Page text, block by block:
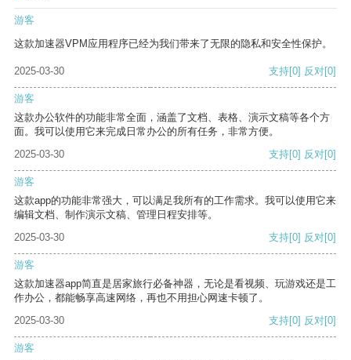
游客
这款加速器VPM应用程序已经为我们带来了无限的隐私和安全性保护。
2025-03-30 支持[0] 反对[0]
游客
这款办公软件的功能非常全面，涵盖了文档、表格、演示文稿等各个方
面。我可以使用它来完成日常办公的所有任务，非常方便。
2025-03-30
支持[0] 反对[0]
游客
这款app的功能非常强大，可以满足我所有的工作需求。我可以使用它来
编辑文档、制作演示文稿、管理日程安排等。
2025-03-30
支持[0] 反对[0]
游客
这款加速器app简直是居家旅行必备神器，无论是看视频、玩游戏还是工
作办公，都能畅享高速网络，再也不用担心网速卡顿了。
2025-03-30
支持[0] 反对[0]
游客